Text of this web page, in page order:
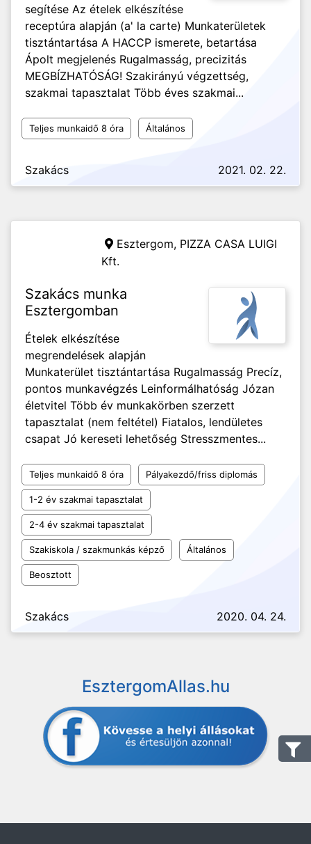
segítése Az ételek elkészítése
receptúra alapján (a' la carte) Munkaterületek
tisztántartása A HACCP ismerete, betartása
Ápolt megjelenés Rugalmasság, precizitás
MEGBÍZHATÓSÁG! Szakirányú végzettség,
szakmai tapasztalat Több éves szakmai...
Teljes munkaidő 8 óra Általános
Szakács 2021. 02. 22.
Esztergom, PIZZA CASA LUIGI
Kft.
Szakács munka
Esztergomban
Ételek elkészítése
megrendelések alapján
Munkaterület tisztántartása Rugalmasság Precíz,
pontos munkavégzés Leinformálhatóság Józan
életvitel Több év munkakörben szerzett
tapasztalat (nem feltétel) Fiatalos, lendületes
csapat Jó kereseti lehetőség Stresszmentes...
Teljes munkaidő 8 óra Pályakezdő/friss diplomás
1-2 év szakmai tapasztalat
2-4 év szakmai tapasztalat
Szakiskola / szakmunkás képző Általános
Beosztott
Szakács 2020. 04. 24.
EsztergomAllas.hu